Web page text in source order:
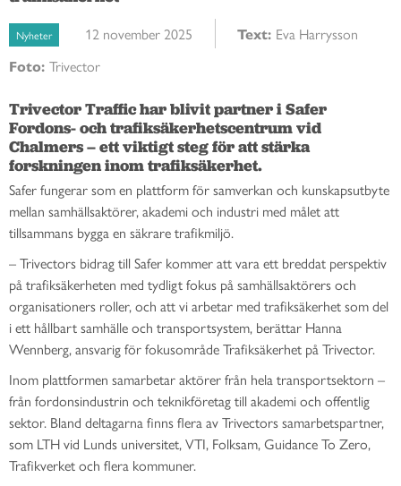
Nyheter 12 november 2025 Text: Eva Harrysson
Foto: Trivector
Trivector Traffic har blivit partner i Safer
Fordons- och trafiksäkerhetscentrum vid
Chalmers – ett viktigt steg för att stärka
forskningen inom trafiksäkerhet.
Safer fungerar som en plattform för samverkan och kunskapsutbyte
mellan samhällsaktörer, akademi och industri med målet att
tillsammans bygga en säkrare trafikmiljö.
– Trivectors bidrag till Safer kommer att vara ett breddat perspektiv
på trafiksäkerheten med tydligt fokus på samhällsaktörers och
organisationers roller, och att vi arbetar med trafiksäkerhet som del
i ett hållbart samhälle och transportsystem, berättar Hanna
Wennberg, ansvarig för fokusområde Trafiksäkerhet på Trivector.
Inom plattformen samarbetar aktörer från hela transportsektorn –
från fordonsindustrin och teknikföretag till akademi och offentlig
sektor. Bland deltagarna finns flera av Trivectors samarbetspartner,
som LTH vid Lunds universitet, VTI, Folksam, Guidance To Zero,
Trafikverket och flera kommuner.